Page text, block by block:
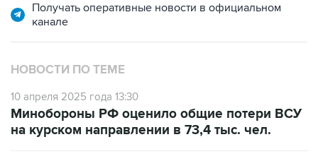
Получать оперативные новости в официальном
канале
НОВОСТИ ПО ТЕМЕ
10 апреля 2025 года 13:30
Минобороны РФ оценило общие потери ВСУ
на курском направлении в 73,4 тыс. чел.